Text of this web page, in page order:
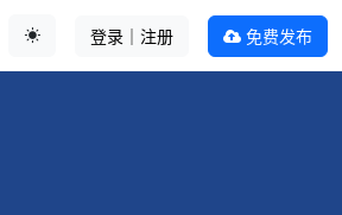
登录｜注册 免费发布